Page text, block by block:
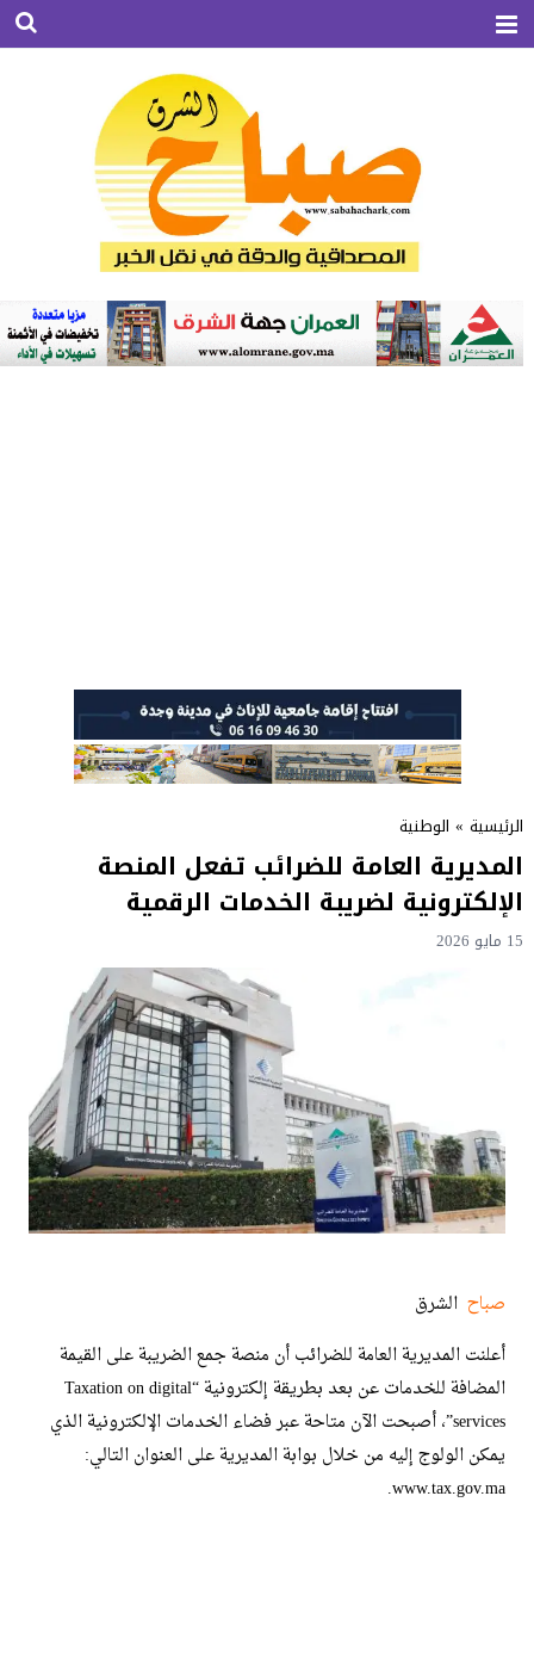
الرئيسية » الوطنية
المديرية العامة للضرائب تفعل المنصة
الإلكترونية لضريبة الخدمات الرقمية
15 مايو 2026
صباحالشرق
أعلنت المديرية العامة للضرائب أن منصة جمع الضريبة على القيمة
المضافة للخدمات عن بعد بطريقة إلكترونية “Taxation on digital
services”، أصبحت الآن متاحة عبر فضاء الخدمات الإلكترونية الذي
يمكن الولوج إليه من خلال بوابة المديرية على العنوان التالي:
www.tax.gov.ma.